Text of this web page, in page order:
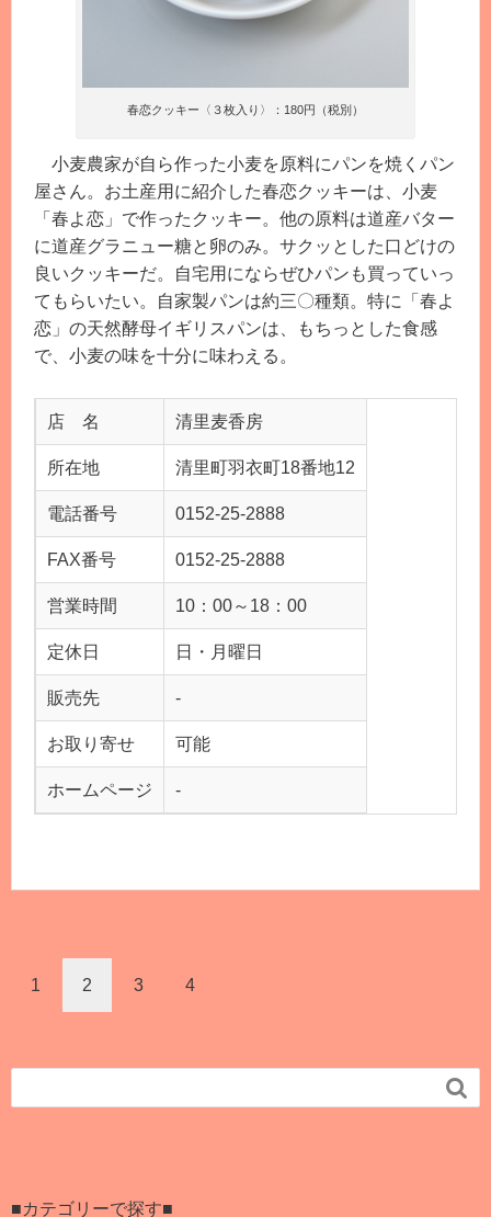
春恋クッキー〈３枚入り〉：180円（税別）
小麦農家が自ら作った小麦を原料にパンを焼くパン
屋さん。お土産用に紹介した春恋クッキーは、小麦
「春よ恋」で作ったクッキー。他の原料は道産バター
に道産グラニュー糖と卵のみ。サクッとした口どけの
良いクッキーだ。自宅用にならぜひパンも買っていっ
てもらいたい。自家製パンは約三〇種類。特に「春よ
恋」の天然酵母イギリスパンは、もちっとした食感
で、小麦の味を十分に味わえる。
店 名 清里麦香房
所在地 清里町羽衣町18番地12
電話番号 0152-25-2888
FAX番号 0152-25-2888
営業時間 10：00～18：00
定休日 日・月曜日
販売先 -
お取り寄せ 可能
ホームページ -
1 2 3 4

■カテゴリーで探す■